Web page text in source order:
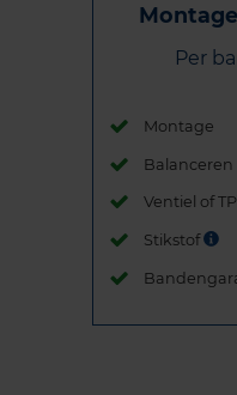
Per
Montage
Balanceren
Ventiel of
Stikstof